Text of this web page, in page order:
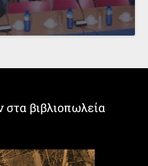
βιβλιοπωλεία